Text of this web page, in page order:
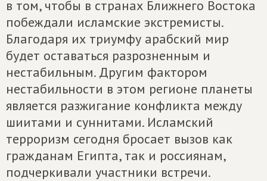
в том, чтобы в странах Ближнего Востока
побеждали исламские экстремисты.
Благодаря их триумфу арабский мир
будет оставаться разрозненным и
нестабильным. Другим фактором
нестабильности в этом регионе планеты
является разжигание конфликта между
шиитами и суннитами. Исламский
терроризм сегодня бросает вызов как
гражданам Египта, так и россиянам,
подчеркивали участники встречи.